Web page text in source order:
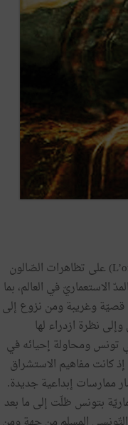
سيـطر تيــّار الاستشـــراق الفنّي (L’orientalisme artistique) على تظاهرات الصّالون
الاستعماريّ في العالم، بما
وغريبة ومن نزوع إلى
نظرة ازدراء لها
تونس ومحاولة إحيائه في
كانت مفاهيم الاستشراق
ممارسات إبداعية جديدة.
بتونس ظلّت إلى ما بعد